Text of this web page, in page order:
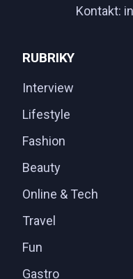
Kontakt:
RUBRIKY
Interview
Lifestyle
Fashion
Beauty
Online & Tech
Travel
Fun
Gastro